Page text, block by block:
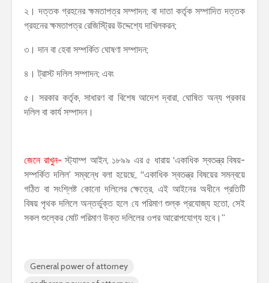
২। দত্তক গ্রহনের ক্ষমতাপত্র সম্পাদন; বা দাতা কর্তৃক সম্পাদিত দত্তক
গ্রহনের ক্ষমতাপত্র রেজিস্ট্রির উদ্দেশ্যে দাখিলকরন;
৩। দান বা হেবা সম্পর্কিত ঘোষণা সম্পাদন;
৪। ট্রাস্ট দলিল সম্পাদন; এবং
৫। সরকার কর্তৃক, সাধারণ বা বিশেষ আদেশ দ্বারা, ঘোষিত অন্য প্রকার
দলিল বা কার্য সম্পাদন।
জেনে রাখুন- স্ট্যাম্প আইন, ১৮৯৯ এর ৫ ধারায় ‘একাধিক স্বতন্ত্র বিষয়-
সম্পর্কিত দলিল’ সম্বন্ধে বলা হয়েছে, “একাধিক স্বতন্ত্র বিষয়ের সমন্বয়ে
গঠিত বা সংশ্লিষ্ট কোনো দলিলের ক্ষেত্রে, এই আইনের অধীনে প্রতিটি
বিষয় পৃথক দলিলে অন্তর্ভুক্ত হলে যে পরিমাণ শুল্ক প্রযোজ্য হতো, সেই
সকল শুল্কের মোট পরিমাণ উক্ত দলিলের ওপর আরোপযোগ্য হবে।”
General power of attorney